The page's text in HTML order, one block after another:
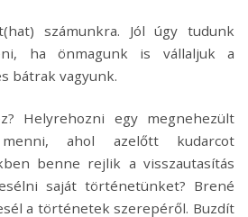
számunkra. Jól úgy tudunk
ha önmagunk is vállaljuk a
bátrak vagyunk.
Helyrehozni egy megnehezült
ahol azelőtt kudarcot
benne rejlik a visszautasítás
saját történetünket? Brené
a történetek szerepéről. Buzdít